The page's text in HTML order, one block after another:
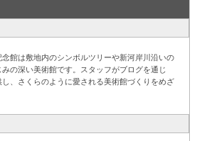
館は敷地内のシンボルツリーや新河岸川沿いの
の深い美術館です。スタッフがブログを通じ
、さくらのように愛される美術館づくりをめざ